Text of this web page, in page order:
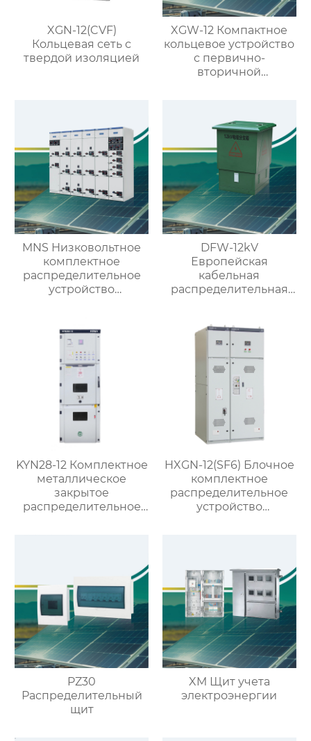
XGN-12(CVF)
Кольцевая сеть с
твердой изоляцией
XGW-12 Компактное
кольцевое устройство
с первично-
вторичной
MNS Низковольтное
комплектное
распределительное
устройство
DFW-12kV
Европейская
кабельная
распределительная
KYN28-12 Комплектное
металлическое
закрытое
распределительное
HXGN-12(SF6) Блочное
комплектное
распределительное
устройство
PZ30
Распределительный
щит
XM Щит учета
электроэнергии